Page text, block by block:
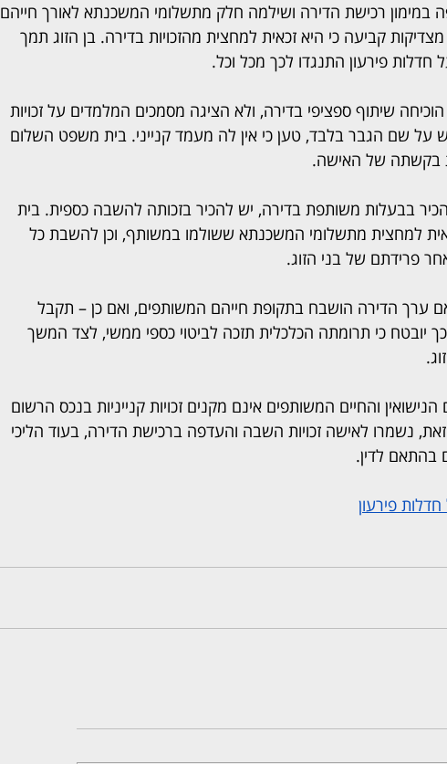
רכישת הדירה ושילמה חלק מתשלומי המשכנתא לאורך חייהם
קביעה כי היא זכאית למחצית מהזכויות בדירה. בן הזוג תמך
פירעון התנגדו לכך מכל וכל.
שיתוף ספציפי בדירה, ולא הציגה מסמכים המלמדים על זכויות
שם הגבר בלבד, טען כי אין לה מעמד קנייני. בית משפט השלום
בקשתה של האישה.
בבעלות משותפת בדירה, יש להכיר בזכותה להשבה כספית. בית
למחצית מתשלומי המשכנתא ששולמו במשותף, וכן להשבת כל
פרידתם של בני הזוג.
ערך הדירה הושבח בתקופת חייהם המשותפים, ואם כן – תקבל
יובטח כי תרומתה הכלכלית תזכה לביטוי כספי ממשי, לצד המשך
והחיים המשותפים אינם מקנים זכויות קנייניות בנכס הרשום
נשמרו לאישה זכויות השבה והעדפה ברכישת הדירה, בעוד הליכי
בהתאם לדין.
פירעון